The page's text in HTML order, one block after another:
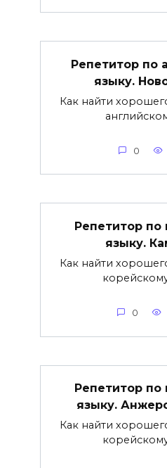
Репетитор по
языку.
Как найти
0
Репетитор по
языку.
Как найти
0
Репетитор по
языку.
Как найти